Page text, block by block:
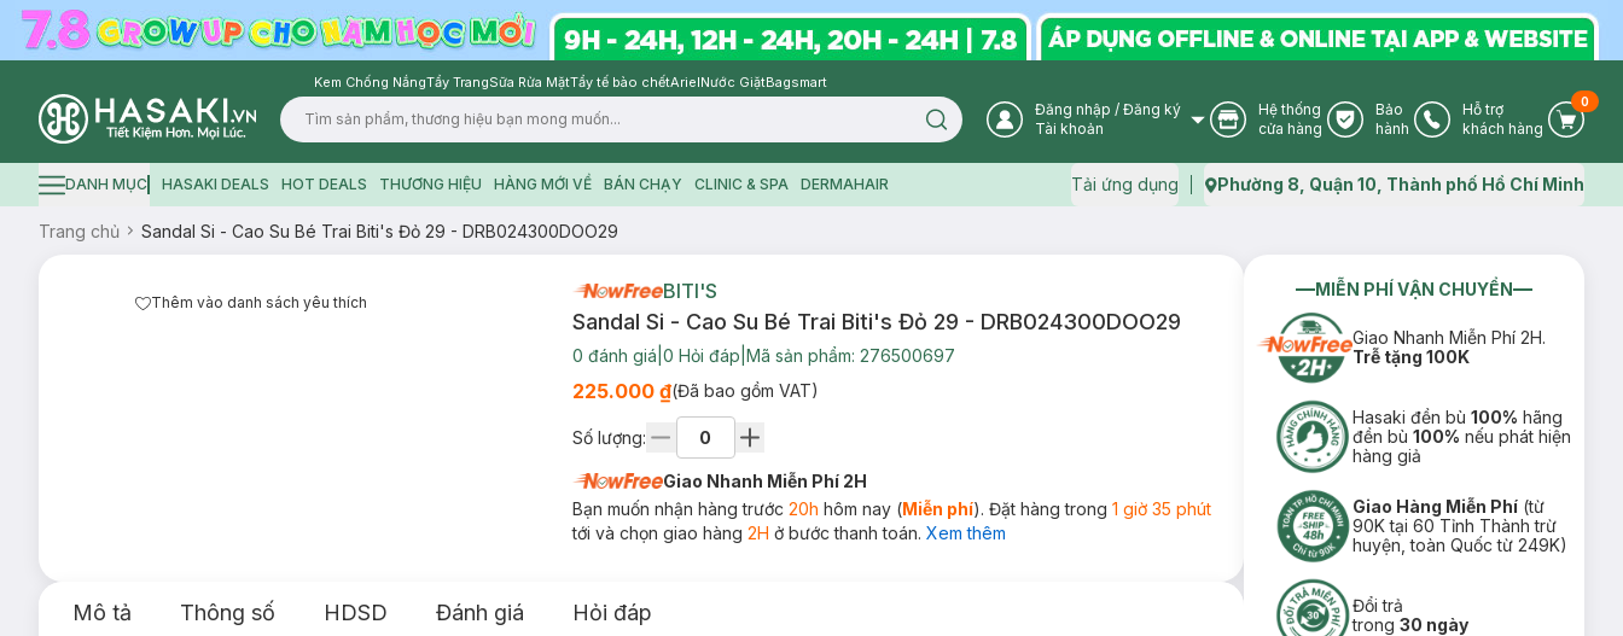
Kem Chống NắngTẩy TrangSữa Rửa MặtTẩy tế bào chếtArielNước GiặtBagsmart
Logo
Search icon User Icon
Đăng nhập / Đăng ký
Tài khoản
Store Icon
Hệ thống
cửa hàng
Warranty Icon
Bảo
hành
Phone Icon
Hỗ trợ
khách hàng
Cart
0
Hamburger icon
DANH MỤC HASAKI DEALS HOT DEALS THƯƠNG HIỆU HÀNG MỚI VỀ BÁN CHẠY CLINIC & SPA DERMAHAIR Tải ứng dụng Map icon
Phường 8, Quận 10, Thành phố Hồ Chí Minh
Trang chủ Sandal Si - Cao Su Bé Trai Biti's Đỏ 29 - DRB024300DOO29
Thêm vào danh sách yêu thích BITI'S
Sandal Si - Cao Su Bé Trai Biti's Đỏ 29 - DRB024300DOO29
0 đánh giá 0 Hỏi đáp Mã sản phẩm: 276500697
225.000 ₫(Đã bao gồm VAT)
Số lượng:
Giao Nhanh Miễn Phí 2H
Bạn muốn nhận hàng trước 20h hôm nay (Miễn phí). Đặt hàng trong 1 giờ 35 phút
tới và chọn giao hàng 2H ở bước thanh toán. Xem thêm
Mô tả Thông số HDSD Đánh giá Hỏi đáp
MIỄN PHÍ VẬN CHUYỂN
Giao Nhanh Miễn Phí 2H.
Trễ tặng 100K
Hasaki đền bù100% hãng
đền bù100% nếu phát hiện
hàng giả
Giao Hàng Miễn Phí (từ
90K tại 60 Tỉnh Thành trừ
huyện, toàn Quốc từ 249K)
Đổi trả
trong30 ngày